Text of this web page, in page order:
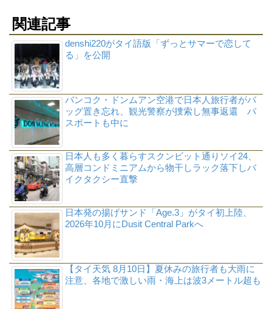
関連記事
denshi220がタイ語版「ずっとサマーで恋して
る」を公開
バンコク・ドンムアン空港で日本人旅行者がバ
ッグ置き忘れ、観光警察が捜索し無事返還 パ
スポートも中に
日本人も多く暮らすスクンビット通りソイ24、
高層コンドミニアムから物干しラック落下しバ
イクタクシー直撃
日本発の揚げサンド「Age.3」がタイ初上陸、
2026年10月にDusit Central Parkへ
【タイ天気 8月10日】夏休みの旅行者も大雨に
注意、各地で激しい雨・海上は波3メートル超も